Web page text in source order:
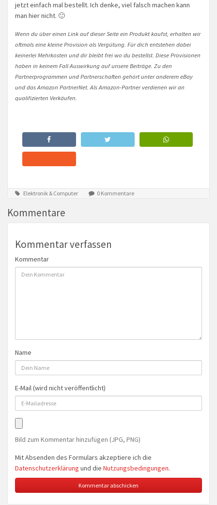
jetzt einfach mal bestellt. Ich denke, viel falsch machen kann
man hier nicht. 🙂
Wenn du über einen Link auf dieser Seite ein Produkt kaufst, erhalten wir
oftmals eine kleine Provision als Vergütung. Für dich entstehen dabei
keinerlei Mehrkosten und dir bleibt frei wo du bestellst. Diese Provisionen
haben in keinem Fall Auswirkung auf unsere Beiträge. Zu den
Partnerprogrammen und Partnerschaften gehört unter anderem eBay
und das Amazon PartnerNet. Als Amazon-Partner verdienen wir an
qualifizierten Verkäufen.
Elektronik & Computer 0 Kommentare
Kommentare
Kommentar verfassen
Kommentar
Name
E-Mail (wird nicht veröffentlicht)
Bild zum Kommentar hinzufügen (JPG, PNG)
Mit Absenden des Formulars akzeptiere ich die
Datenschutzerklärung und die Nutzungsbedingungen.